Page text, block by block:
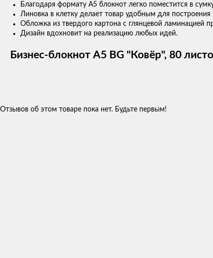
Благодаря формату А5 блокнот легко поместится в
Линовка в клетку делает товар удобным для
Обложка из твердого картона с глянцевой ламинацией
Дизайн вдохновит на реализацию любых идей.
Бизнес-блокнот А5 BG "Ковёр", 80
Отзывов об этом товаре пока нет. Будьте первым!